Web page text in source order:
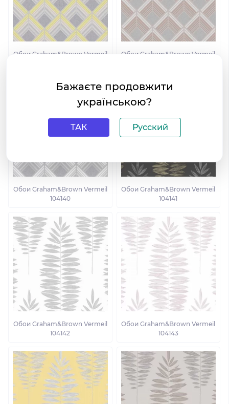
Обои Graham&Brown Vermeil
Обои Graham&Brown Vermeil
Обои Graham&Brown Vermeil
104140
Обои Graham&Brown Vermeil
104141
Обои Graham&Brown Vermeil
104142
Обои Graham&Brown Vermeil
104143
Бажаєте продовжити
українською?
ТАК Русский